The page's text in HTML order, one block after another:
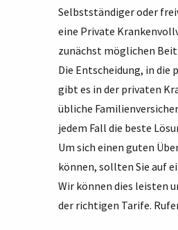
Selbstständiger oder
eine Private
zunächst möglichen
Die Entscheidung, in die
gibt es in der privaten
übliche
jedem Fall die beste
Um sich einen guten
können, sollten Sie auf
Wir können dies leisten
der richtigen Tarife.